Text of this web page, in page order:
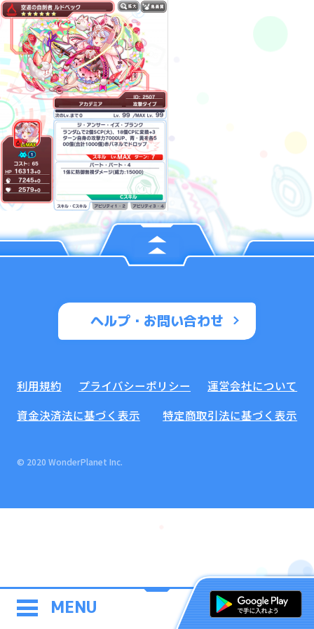
MENU
ヘルプ・お問い合わせ
利用規約 プライバシーポリシー
運営会社について
資金決済法に基づく表示
特定商取引法に基づく表示
© 2020 WonderPlanet Inc.